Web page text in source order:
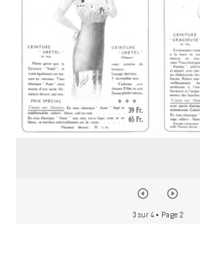
o
3 sur 4 • Page 2